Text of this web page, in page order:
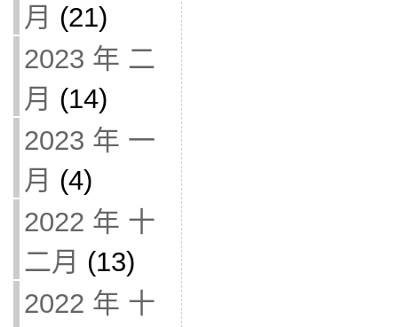
月 (21)
2023 年 二
月 (14)
2023 年 一
月 (4)
2022 年 十
二月 (13)
2022 年 十